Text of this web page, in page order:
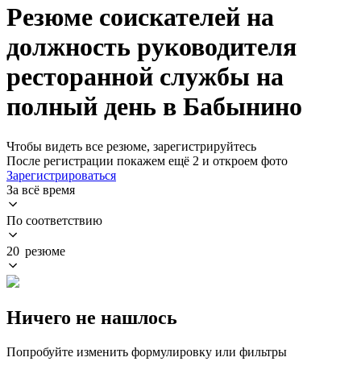
Резюме соискателей на
должность руководителя
ресторанной службы на
полный день в Бабынино
Чтобы видеть все резюме, зарегистрируйтесь
После регистрации покажем ещё 2 и откроем фото
Зарегистрироваться
За всё время
По соответствию
20 резюме
Ничего не нашлось
Попробуйте изменить формулировку или фильтры